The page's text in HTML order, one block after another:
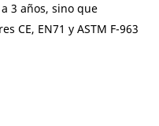
3 años, sino que
CE, EN71 y ASTM F-963